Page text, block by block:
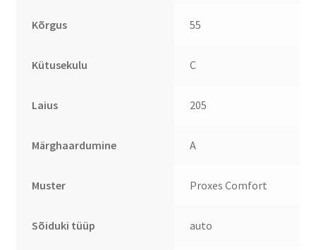
Kõrgus 55
Kütusekulu C
Laius 205
Märghaardumine A
Muster Proxes Comfort
Sõiduki tüüp auto